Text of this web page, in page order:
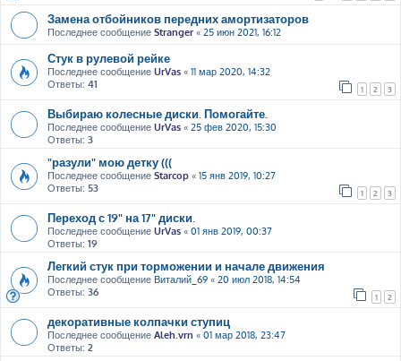
Замена отбойников передних амортизаторов
Последнее сообщение Stranger« 25 июн 2021, 16:12
Стук в рулевой рейке
Последнее сообщение UrVas « 11 мар 2020, 14:32
Ответы: 41 1 2 3
Выбираю колесные диски. Помогайте.
Последнее сообщение UrVas « 25 фев 2020, 15:30
Ответы: 3
"разули" мою детку (((
Последнее сообщение Starcop « 15 янв 2019, 10:27
Ответы: 53 1 2 3
Переход с 19" на 17" диски.
Последнее сообщение UrVas « 01 янв 2019, 00:37
Ответы: 19
Легкий стук при торможении и начале движения
Последнее сообщение Виталий_69 « 20 июл 2018, 14:54
Ответы: 36 1 2
декоративные колпачки ступиц
Последнее сообщение Aleh.vrn « 01 мар 2018, 23:47
Ответы: 2